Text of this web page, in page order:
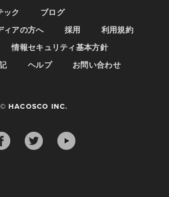
ック
ブログ
ィアの方へ 採用
利用規約
情報セキュリティ基本方針
ヘルプ お問い合わせ
© HACOSCO INC.